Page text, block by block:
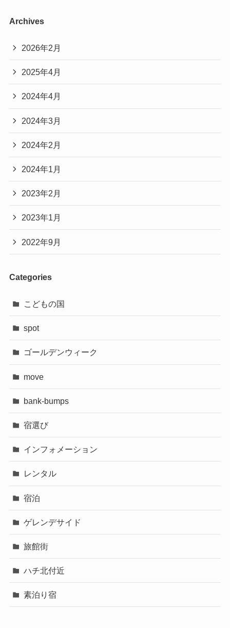
Archives
2026年2月
2025年4月
2024年4月
2024年3月
2024年2月
2024年1月
2023年2月
2023年1月
2022年9月
Categories
こどもの国
spot
ゴールデンウィーク
move
bank-bumps
宿選び
インフォメーション
レンタル
宿泊
ゲレンデサイド
旅館街
ハチ北付近
素泊り宿